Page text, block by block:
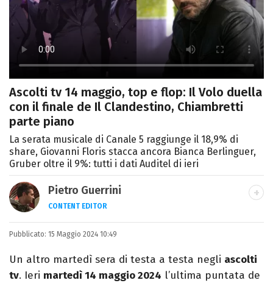
Ascolti tv 14 maggio, top e flop: Il Volo duella
con il finale de Il Clandestino, Chiambretti
parte piano
La serata musicale di Canale 5 raggiunge il 18,9% di
share, Giovanni Floris stacca ancora Bianca Berlinguer,
Gruber oltre il 9%: tutti i dati Auditel di ieri
Pietro Guerrini
CONTENT EDITOR
Laurea in Lettere, smania di viaggi e
passione per i cartoni (della pizza e della
Pixar).
Pubblicato: 15 Maggio 2024 10:49
Un altro martedì sera di testa a testa negli ascolti
tv. Ieri martedì 14 maggio 2024 l’ultima puntata de